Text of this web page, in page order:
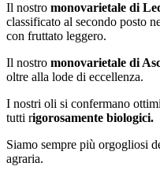
Il nostro monovarietale di
classificato al secondo posto
con fruttato leggero.
Il nostro monovarietale di
oltre alla lode di eccellenza.
I nostri oli si confermano
tutti rigorosamente biologici.
Siamo sempre più orgogliosi
agraria.